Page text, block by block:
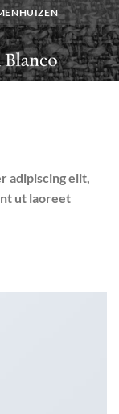
adipiscing elit,
ut laoreet